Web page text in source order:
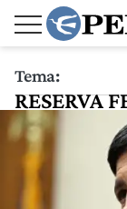
Tema:
RESERVA